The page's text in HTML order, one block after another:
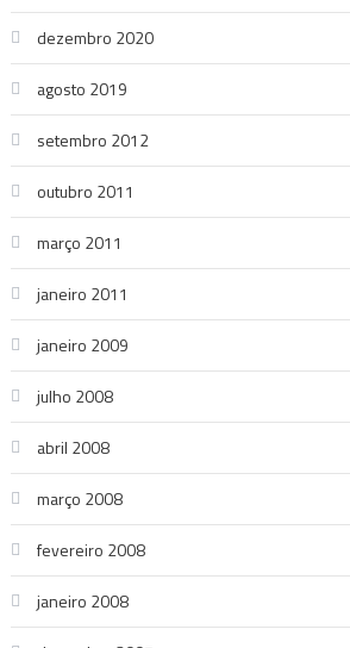
dezembro 2020
agosto 2019
setembro 2012
outubro 2011
março 2011
janeiro 2011
janeiro 2009
julho 2008
abril 2008
março 2008
fevereiro 2008
janeiro 2008